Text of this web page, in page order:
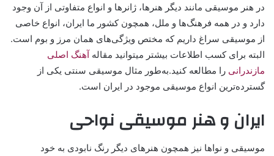
در هنر موسیقی مانند دیگر هنرها، ژانرها و انواع متفاوتی از آن وجود
دارد و در همه‌ فرهنگ‌ها و ملل، همچون کشور ما ایران، انواع خاصی
از موسیقی سراغ داریم که مختص ویژگی‌های همان مرز و بوم است.
البته برای کسب اطلاعات بیشتر میتوانید مقاله آهنگ اصلی
مازندرانی را مطالعه کنید.به‌طور مثال موسیقی سنتی یکی از
گسترده‌ترین انواع موسیقی موجود در ایران است.
ایران و هنر موسیقی نواحی
موسیقی و نوا‌ها نیز همچون هنرهای دیگر رنگ نابودی به خود